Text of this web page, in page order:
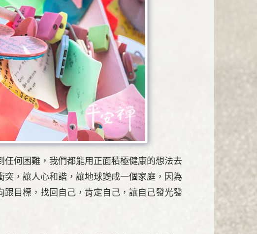
何困難，我們都能用正面積極健康的想法去
，讓人心和諧，讓地球變成一個家庭，因為
目標，找回自己，肯定自己，讓自己發光發